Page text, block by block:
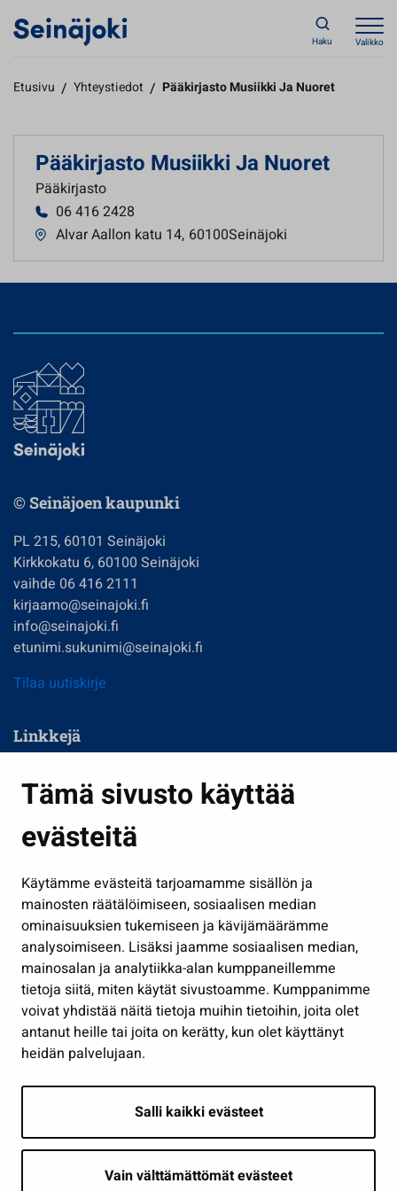
Tämä sivusto käyttää
evästeitä
Käytämme evästeitä tarjoamamme sisällön ja
mainosten räätälöimiseen, sosiaalisen median
ominaisuuksien tukemiseen ja kävijämäärämme
analysoimiseen. Lisäksi jaamme sosiaalisen median,
mainosalan ja analytiikka-alan kumppaneillemme
tietoja siitä, miten käytät sivustoamme. Kumppanimme
voivat yhdistää näitä tietoja muihin tietoihin, joita olet
antanut heille tai joita on kerätty, kun olet käyttänyt
heidän palvelujaan.
Salli kaikki evästeet
Vain välttämättömät evästeet
Haku Valikko
Etusivu / Yhteystiedot / Pääkirjasto Musiikki Ja Nuoret
Pääkirjasto Musiikki Ja Nuoret
Pääkirjasto
06 416 2428
Alvar Aallon katu 14, 60100Seinäjoki
© Seinäjoen kaupunki
PL 215, 60101 Seinäjoki
Kirkkokatu 6, 60100 Seinäjoki
vaihde 06 416 2111
kirjaamo@seinajoki.fi
info@seinajoki.fi
etunimi.sukunimi@seinajoki.fi
Tilaa uutiskirje
Linkkejä
Kasvatus ja opetus
Kulttuuri ja liikunta
Työ ja yrittäminen
Osallistu ja asioi
Näytä omat evästeasetukseni
Seuraa meitä